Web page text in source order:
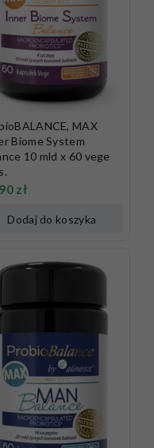
MAX
Biome System
10 mld x 60 vege
zł
Dodaj do koszyka